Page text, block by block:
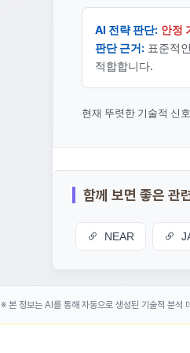
AI 전략 판단: 안정
판단 근거: 표준적
적합합니다.
현재 뚜렷한 기술적 신
함께 보면 좋은 관
NEAR
※ 본 정보는 AI를 통해 자동으로 생성된 기술적 분석